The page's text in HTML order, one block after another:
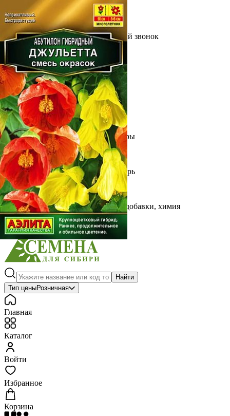
Выберите город
Обратный звонокЗаказать обратный звонок
Каталог
Семена
Грунты
Газонные травы, сидераты
Горшки, рассадники, аксессуары
Посадочный материал
Садовый инструмент, инвентарь
Консервирование
Средства защиты, удобрения, добавки, химия
Обустройство сада, декор
Найти
Тип ценыРозничная
Главная
Каталог
Войти
Избранное
Корзина